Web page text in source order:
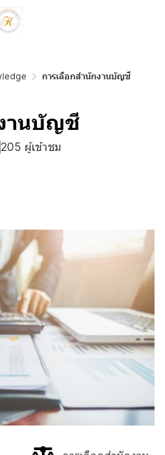
การเลือกสำนักงานบัญชี
านบัญชี
205 ผู้เข้าชม